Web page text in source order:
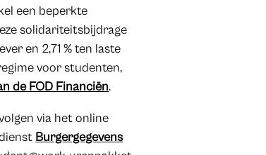
een beperkte
solidariteitsbijdrage
en 2,71 % ten laste
voor studenten,
de FOD Financiën.
via het online
Burgergegevens